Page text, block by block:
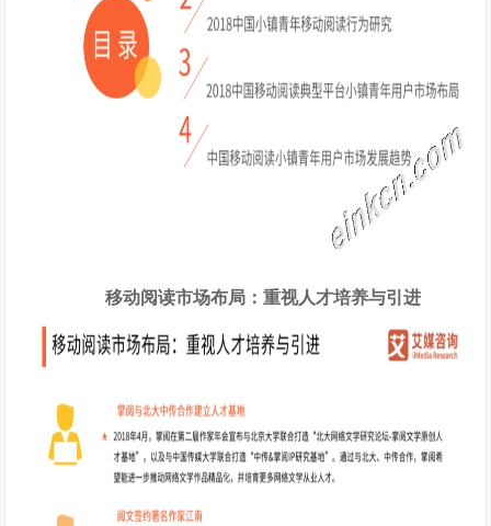
移动阅读市场布局：重视人才培养与引进